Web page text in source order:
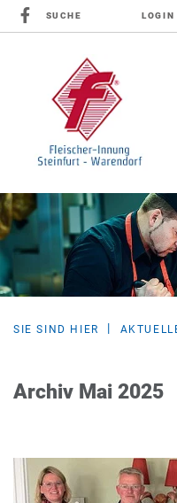
SUCHE LOGIN
SIE SIND HIER
Archiv Mai 2025